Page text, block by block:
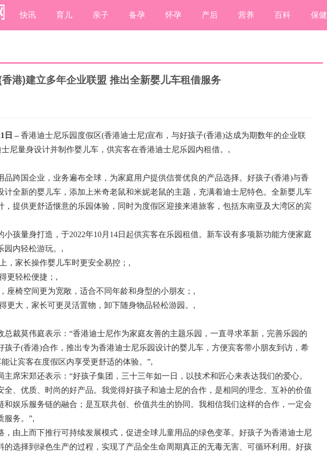
快讯 育儿 亲子 备孕 怀孕 产后 营养 百科 保健
港)建立多年企业联盟 推出全新婴儿车租借服务
日 – 香港迪士尼乐园度假区(香港迪士尼)宣布，与好孩子(香港)达成为期数年的企业联
尼量身设计并制作婴儿车，供宾客在香港迪士尼乐园内租借。 ,
品跨国企业，业务遍布全球，为家庭用户提供信誉优良的产品选择。好孩子(香港)与香
计全新的婴儿车，添加上米奇老鼠和米妮老鼠的主题，充满着迪士尼特色。全新婴儿车
，提供更舒适惬意的乐园体验，同时为度假区迎接来港旅客，包括东南亚及大湾区的宾
孩量身打造，于2022年10月14日起供宾客在乐园租借。新车设有多项新功能方便家庭
内轻松游玩。 ,
，家长操作婴儿车时更安全易控； ,
更轻松便捷； ,
座椅空间更为宽敞，适合不同年龄和身型的小朋友； ,
更大，家长可更灵活置物，卸下随身物品轻松游园。 ,
总裁莫伟庭表示：“香港迪士尼作为家庭友善的主题乐园，一直寻求革新，完善乐园的
孩子(香港)合作，推出专为香港迪士尼乐园设计的婴儿车，方便宾客带小朋友到访，希
让宾客在度假区内享受更舒适的体验。”,
席宋郑还表示：“好孩子集团，三十三年如一日，以技术和匠心来表达我们的爱心。
全、优质、时尚的好产品。我觉得好孩子和迪士尼的合作，是相同的理念、互补的价值
和娱乐服务链的融合；是互联共创、价值共生的协同。我相信我们这样的合作，一定会
服务。”,
，由上而下推行可持续发展模式，促进全球儿童用品的绿色变革。好孩子为香港迪士尼
的选择到绿色生产的过程，实现了产品全生命周期真正的无毒无害、可循环利用。好孩